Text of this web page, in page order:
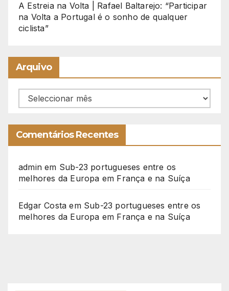
A Estreia na Volta | Rafael Baltarejo: “Participar
na Volta a Portugal é o sonho de qualquer
ciclista”
Arquivo
Arquivo
Comentários Recentes
admin em Sub-23 portugueses entre os
melhores da Europa em França e na Suíça
Edgar Costa em Sub-23 portugueses entre os
melhores da Europa em França e na Suíça